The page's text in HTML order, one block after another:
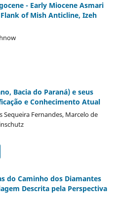
- Early Miocene Asmari
of Mish Anticline, Izeh
Bacia do Paraná) e seus
e Conhecimento Atual
Sequeira Fernandes, Marcelo de
do Caminho dos Diamantes
Descrita pela Perspectiva